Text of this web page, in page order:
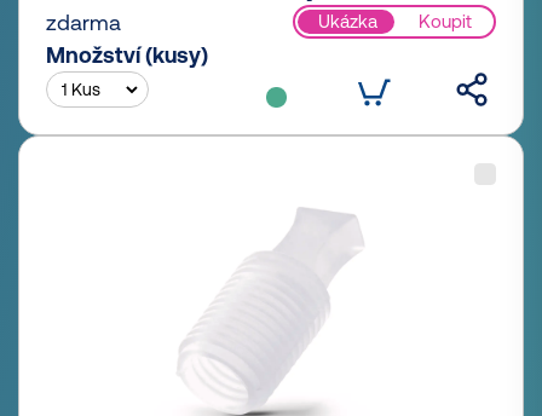
zdarma
Ukázka Koupit
Množství (kusy)